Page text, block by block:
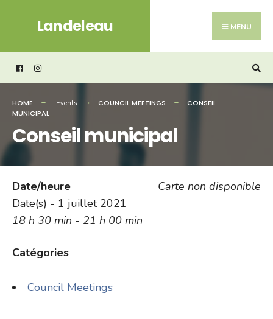
Landeleau MENU
HOME Events COUNCIL MEETINGS
CONSEIL
MUNICIPAL
Conseil municipal
Carte non disponible
Date/heure
Date(s) - 1 juillet 2021
18 h 30 min - 21 h 00 min
Catégories
Council Meetings
for: